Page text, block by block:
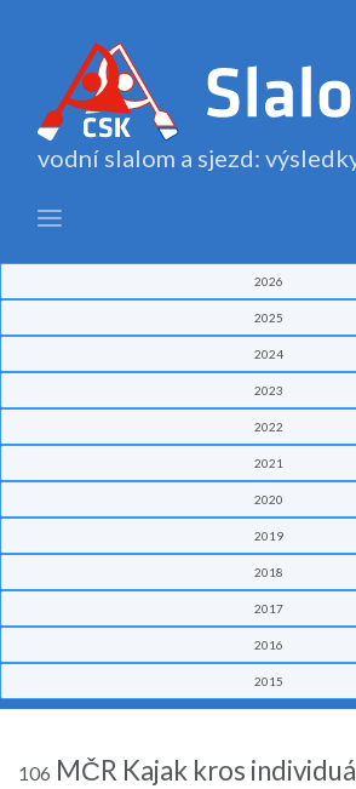
vodní slalom a sjezd:
2026
2025
2024
2023
2022
2021
2020
2019
2018
2017
2016
2015
106 MČR Kajak kros